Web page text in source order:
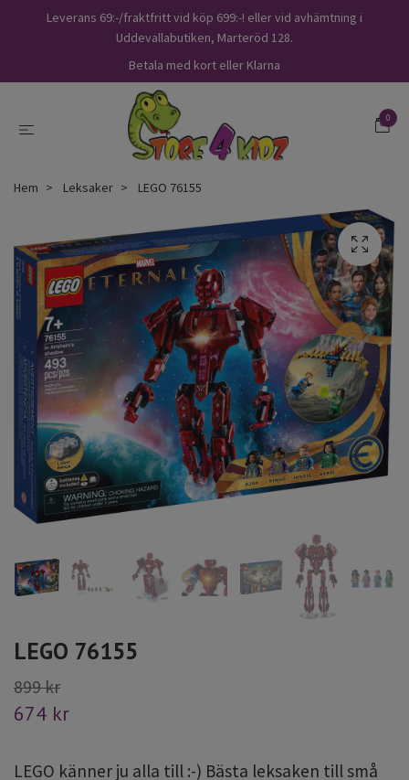
Leverans 69:-/fraktfritt vid köp 699:-! eller vid avhämtning i
Uddevallabutiken, Marteröd 128.
Betala med kort eller Klarna
0
Hem Leksaker LEGO 76155
LEGO 76155
899 kr
674 kr
LEGO känner ju alla till :-) Bästa leksaken till små